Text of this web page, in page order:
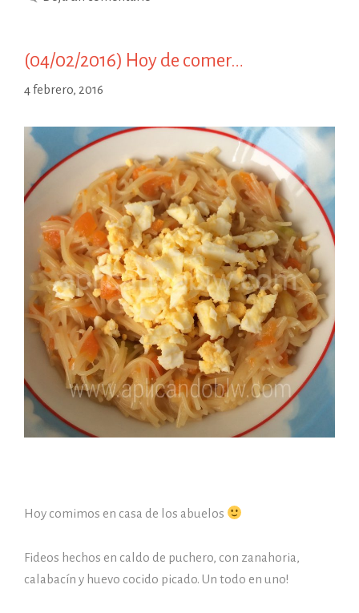
(04/02/2016) Hoy de comer…
4 febrero, 2016
Hoy comimos en casa de los abuelos
Fideos hechos en caldo de puchero, con zanahoria,
calabacín y huevo cocido picado. Un todo en uno!